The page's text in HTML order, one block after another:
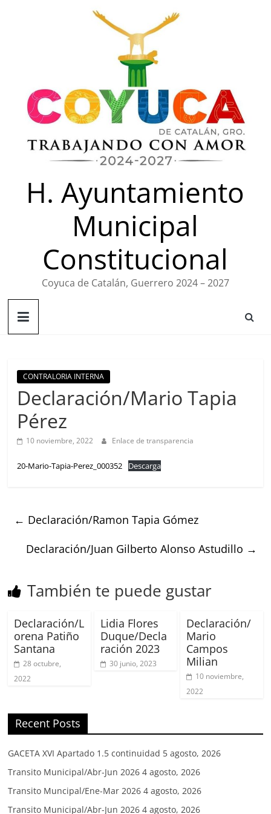
H. Ayuntamiento
Municipal
Constitucional
Coyuca de Catalán, Guerrero 2024 – 2027
CONTRALORIA INTERNA
Declaración/Mario Tapia
Pérez
10 noviembre, 2022 Enlace de transparencia
20-Mario-Tapia-Perez_000352 Descarga
← Declaración/Ramon Tapia Gómez
Declaración/Juan Gilberto Alonso Astudillo →
También te puede gustar
Declaración/L
orena Patiño
Santana
28 octubre,
2022
Lidia Flores
Duque/Decla
ración 2023
30 junio, 2023
Declaración/
Mario
Campos
Milian
10 noviembre,
2022
Recent Posts
GACETA XVI Apartado 1.5 continuidad 5 agosto, 2026
Transito Municipal/Abr-Jun 2026 4 agosto, 2026
Transito Muncipal/Ene-Mar 2026 4 agosto, 2026
Transito Municipal/Abr-Jun 2026 4 agosto, 2026